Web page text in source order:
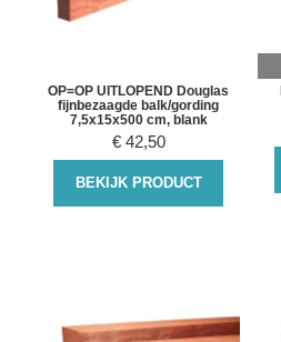
OP=OP UITLOPEND Douglas
fijnbezaagde balk/gording
7,5x15x500 cm, blank
€ 42,50
BEKIJK PRODUCT